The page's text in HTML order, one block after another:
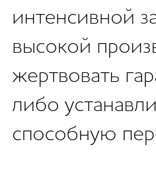
интенсивной
высокой
жертвовать
либо
способную